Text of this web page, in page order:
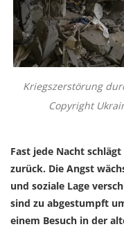
Kriegszerstörung
Copyright
Fast jede Nacht
zurück. Die Angst
und soziale Lage
sind zu abgestumpft
einem Besuch in der